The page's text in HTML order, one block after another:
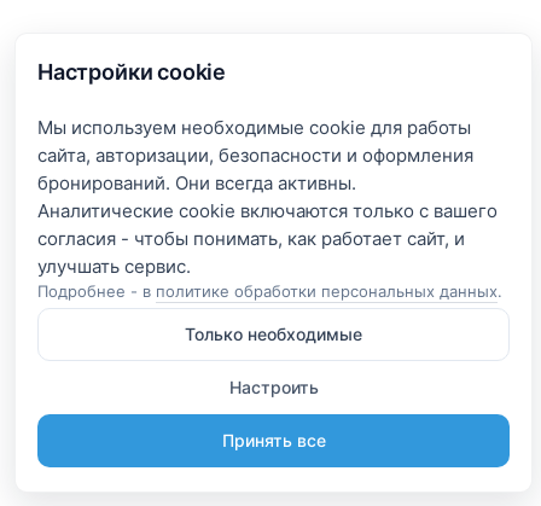
Настройки cookie
Мы используем необходимые cookie для работы
сайта, авторизации, безопасности и оформления
бронирований. Они всегда активны.
Аналитические cookie включаются только с вашего
согласия - чтобы понимать, как работает сайт, и
Подробнее - в политике обработки персональных данных.
Только необходимые
Настроить
Принять все